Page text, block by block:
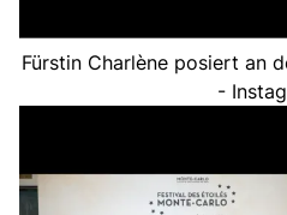
Fürstin Charlène posiert an
-